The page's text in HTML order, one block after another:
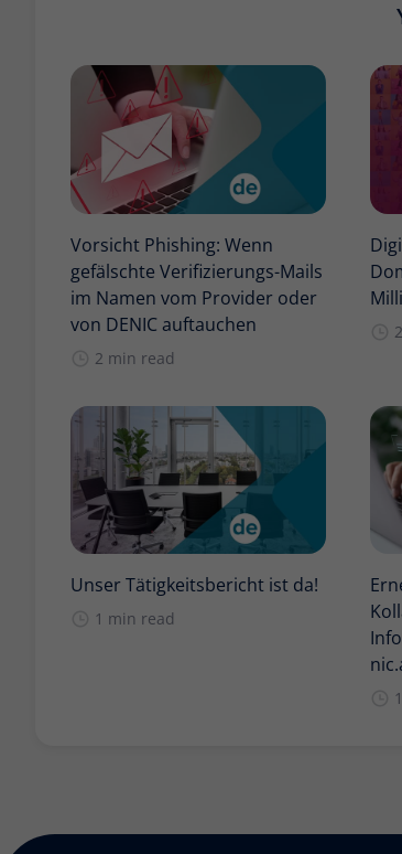
Vorsicht Phishing: Wenn
gefälschte Verifizierungs-Mails
im Namen vom Provider oder
von DENIC auftauchen
2 min read
Unser Tätigkeitsbericht ist da!
1 min read